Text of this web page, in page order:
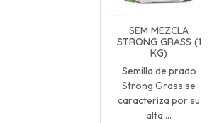
SEM MEZCLA
STRONG GRASS (1
KG)
Semilla de prado
Strong Grass se
caracteriza por su
alta ...